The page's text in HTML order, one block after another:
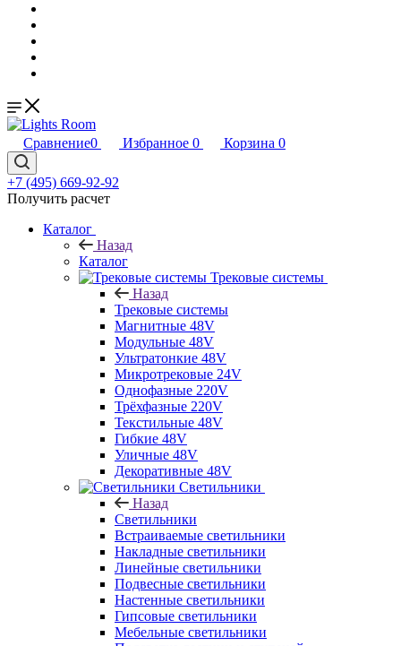
Сравнение0 Избранное 0 Корзина 0
+7 (495) 669-92-92
Получить расчет
Каталог
Назад
Каталог
Трековые системы
Назад
Трековые системы
Магнитные 48V
Модульные 48V
Ультратонкие 48V
Микротрековые 24V
Однофазные 220V
Трёхфазные 220V
Текстильные 48V
Гибкие 48V
Уличные 48V
Декоративные 48V
Светильники
Назад
Светильники
Встраиваемые светильники
Накладные светильники
Линейные светильники
Подвесные светильники
Настенные светильники
Гипсовые светильники
Мебельные светильники